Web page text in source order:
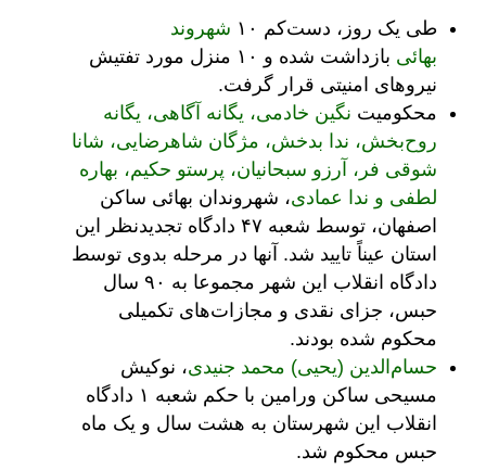
طی یک روز، دست‌کم ۱۰
شهروند
بهائی
بازداشت شده و ۱۰ منزل مورد تفتیش
نیروهای امنیتی قرار گرفت.
محکومیت نگین خادمی، یگانه آگاهی، یگانه
روح‌بخش، ندا بدخش، مژگان شاهرضایی، شانا
شوقی فر، آرزو سبحانیان، پرستو حکیم، بهاره
لطفی و ندا عمادی، شهروندان بهائی ساکن
اصفهان، توسط شعبه ۴۷ دادگاه تجدیدنظر این
استان عیناً تایید شد. آنها در مرحله بدوی توسط
دادگاه انقلاب این شهر مجموعا به ۹۰ سال
حبس، جزای نقدی و مجازات‌های تکمیلی
محکوم شده بودند.
حسام‌الدین (یحیی) محمد جنیدی، نوکیش
مسیحی ساکن ورامین با حکم شعبه ۱ دادگاه
انقلاب این شهرستان به هشت سال و یک ماه
حبس محکوم شد.